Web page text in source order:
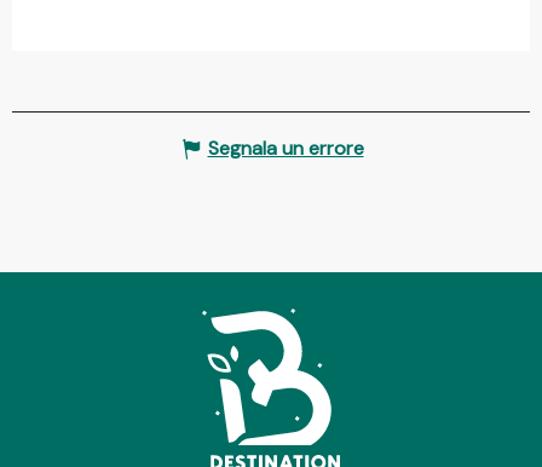
Segnala un errore